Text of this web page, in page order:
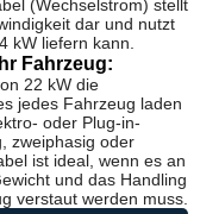
(Wechselstrom) stellt
dar und nutzt
kW liefern kann.
Fahrzeug:
22 kW die
jedes Fahrzeug laden
oder Plug-in-
zweiphasig oder
ist ideal, wenn es an
und das Handling
verstaut werden muss.